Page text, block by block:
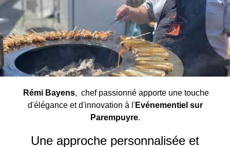
Rémi Bayens, chef passionné apporte une touche
d'élégance et d'innovation à l'Evénementiel sur
Parempuyre.
Une approche personnalisée et